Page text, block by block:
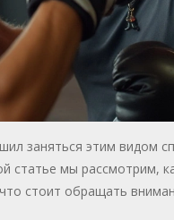
заняться этим видом
статье мы рассмотрим,
стоит обращать